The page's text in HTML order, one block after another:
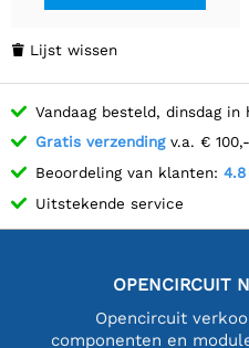
 Lijst wissen
Vandaag besteld, dinsdag in
Gratis verzendingv.a. € 100,-
Beoordeling van klanten: 4.8
Uitstekende service
OPENCIRCUIT
Opencircuit
componenten en